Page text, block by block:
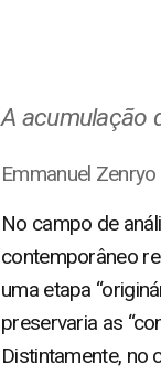
A acumulação
Emmanuel
No campo de
contemporâneo
uma etapa
preservaria as
Distintamente, no